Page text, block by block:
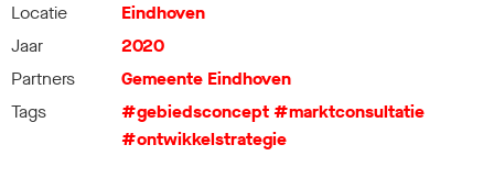
Locatie
Eindhoven
Jaar
2020
Partners
Gemeente Eindhoven
Tags
#gebiedsconcept#marktconsultatie
#ontwikkelstrategie